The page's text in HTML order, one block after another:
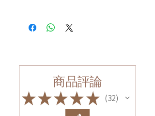
商品評論
★★★★★ 32
32